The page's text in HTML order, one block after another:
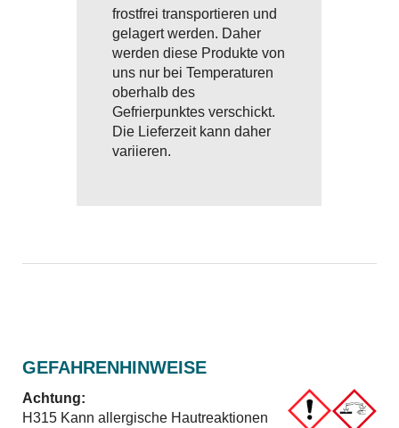
frostfrei transportieren und
gelagert werden. Daher
werden diese Produkte von
uns nur bei Temperaturen
oberhalb des
Gefrierpunktes verschickt.
Die Lieferzeit kann daher
variieren.
GEFAHRENHINWEISE
Achtung:
H315 Kann allergische Hautreaktionen